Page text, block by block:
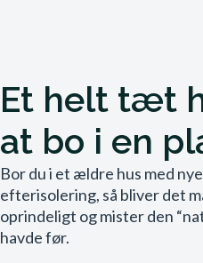
Et helt tæt
at bo i en
Bor du i et ældre hus med
efterisolering, så bliver det
oprindeligt og mister den
havde før.